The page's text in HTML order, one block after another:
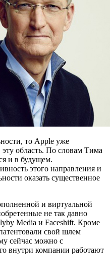
то Apple уже
эту область. По словам Тима
и в будущем.
этого направления и
оказать существенное
и виртуальной
не так давно
Media и Faceshift. Кроме
свой шлем
сейчас можно с
внутри компании работают